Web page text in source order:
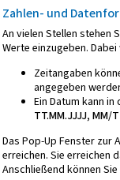
Zahlen- und
An vielen Stellen stehen
Werte einzugeben.
Zeitangaben
angegeben
Ein Datum kann in
TT.MM.JJJJ, MM/
Das Pop-Up Fenster zur
erreichen. Sie erreichen
Anschließend können